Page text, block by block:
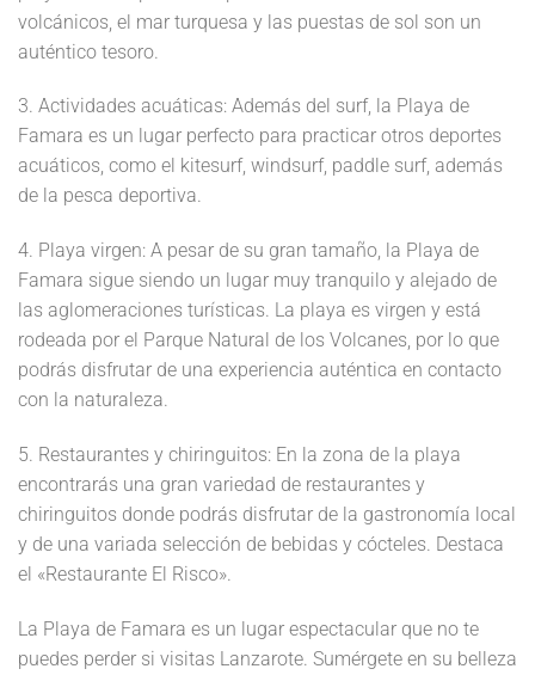
volcánicos, el mar turquesa y las puestas de sol son un
auténtico tesoro.
3. Actividades acuáticas: Además del surf, la Playa de
Famara es un lugar perfecto para practicar otros deportes
acuáticos, como el kitesurf, windsurf, paddle surf, además
de la pesca deportiva.
4. Playa virgen: A pesar de su gran tamaño, la Playa de
Famara sigue siendo un lugar muy tranquilo y alejado de
las aglomeraciones turísticas. La playa es virgen y está
rodeada por el Parque Natural de los Volcanes, por lo que
podrás disfrutar de una experiencia auténtica en contacto
con la naturaleza.
5. Restaurantes y chiringuitos: En la zona de la playa
encontrarás una gran variedad de restaurantes y
chiringuitos donde podrás disfrutar de la gastronomía local
y de una variada selección de bebidas y cócteles. Destaca
el «Restaurante El Risco».
La Playa de Famara es un lugar espectacular que no te
puedes perder si visitas Lanzarote. Sumérgete en su belleza